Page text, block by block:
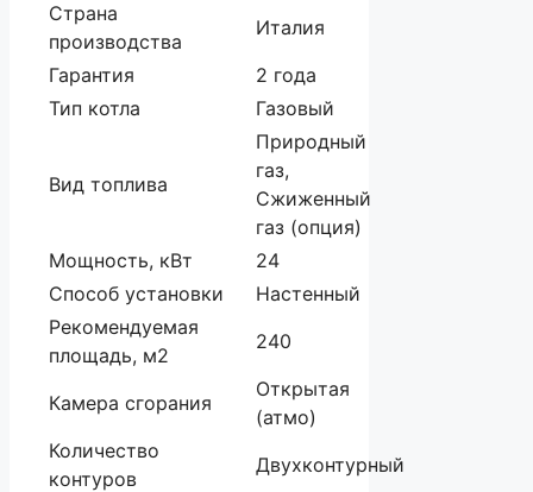
Страна
производства
Италия
Гарантия
2 года
Тип котла
Газовый
Вид топлива
Природный
газ,
Сжиженный
газ (опция)
Мощность, кВт
24
Способ установки
Настенный
Рекомендуемая
площадь, м2
240
Камера сгорания
Открытая
(атмо)
Количество
контуров
Двухконтурный